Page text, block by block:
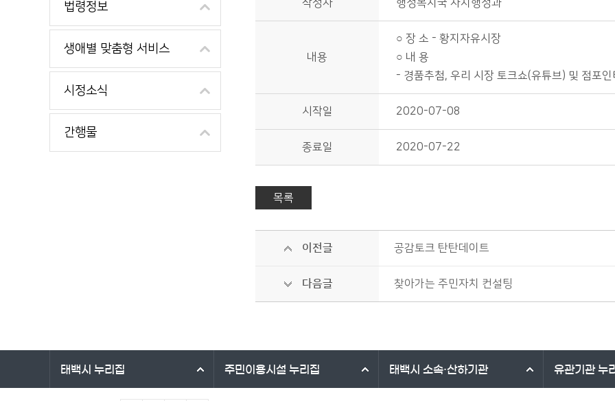
법령정보
생애별 맞춤형 서비스
시정소식
간행물
작성자 행정복지국 자치행정과
내용
○ 장 소 - 황지자유시장
○ 내 용
- 경품추첨, 우리 시장 토크쇼(유튜브) 및 점포
시작일 2020-07-08
종료일 2020-07-22
목록
이전글 공감토크 탄탄데이트
다음글 찾아가는 주민자치 컨설팅
태백시 누리집 주민이용시설 누리집 태백시 소속·산하기관 유관기관누